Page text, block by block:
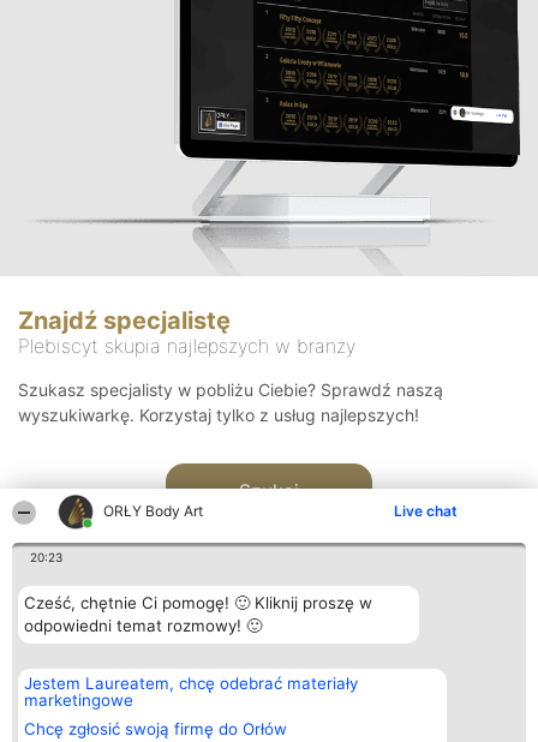
ORŁY Body Art Live chat
20:23
Cześć, chętnie Ci pomogę! 🙂 Kliknij proszę w
odpowiedni temat rozmowy! 🙂
Jestem Laureatem, chcę odebrać materiały
marketingowe
Chcę zgłosić swoją firmę do Orłów
Znajdź specjalistę
Plebiscyt skupia najlepszych w branży
Szukasz specjalisty w pobliżu Ciebie? Sprawdź naszą
wyszukiwarkę. Korzystaj tylko z usług najlepszych!
Szukaj
Organizator plebiscytu
Bright Side Solutions sp. z o.
o. sp. k.
ul. Ruska 22
Wrocław 50-079
Plebiscyt
Laureaci
wszystkich
Laureatów
Kontakt
Kontakt